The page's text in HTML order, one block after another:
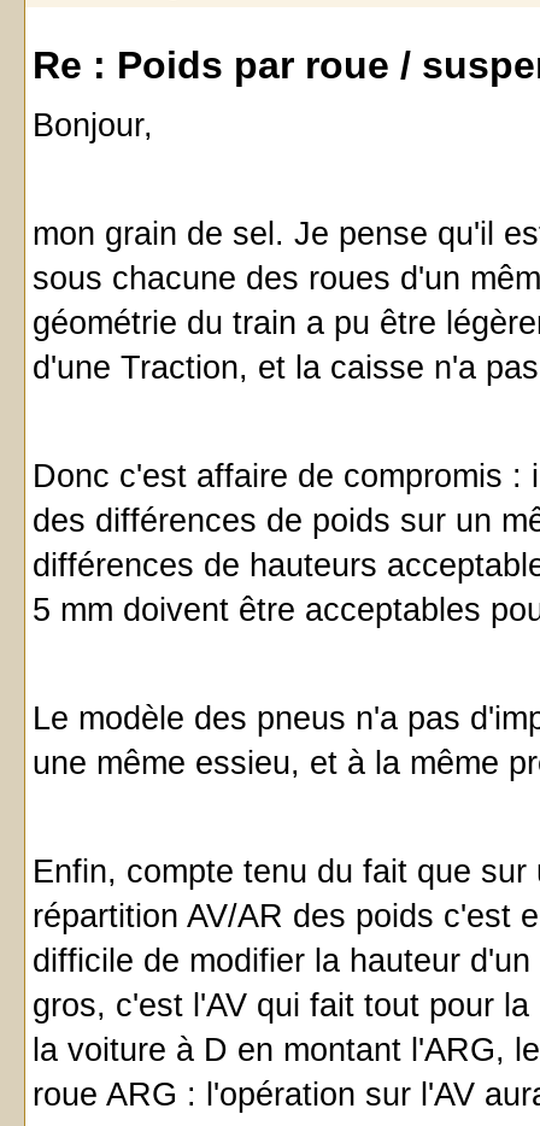
Re : Poids par roue /
Bonjour,
mon grain de sel. Je pense qu'il
sous chacune des roues d'un
géométrie du train a pu être
d'une Traction, et la caisse n'a
Donc c'est affaire de compromis
des différences de poids sur un
différences de hauteurs
5 mm doivent être acceptables
Le modèle des pneus n'a pas
une même essieu, et à la même
Enfin, compte tenu du fait que
répartition AV/AR des poids c'est
difficile de modifier la hauteur
gros, c'est l'AV qui fait tout pour
la voiture à D en montant l'ARG,
roue ARG : l'opération sur l'AV